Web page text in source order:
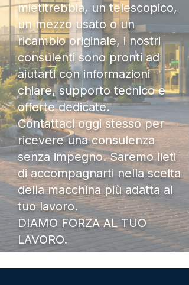
mietitrebbia, un telescopico,
un mezzo usato o un
ricambio originale, i nostri
consulenti sono pronti ad
aiutarti con informazioni
chiare, supporto tecnico e
offerte dedicate.
Contattaci oggi stesso per
ricevere una consulenza
senza impegno. Saremo lieti
di accompagnarti nella scelta
della macchina più adatta al
tuo lavoro.
DIAMO FORZA AL TUO
LAVORO.